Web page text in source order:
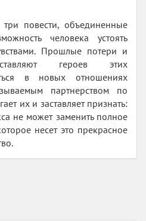
повести, объединенные
человека устоять
Прошлые потери и
героев этих
в новых отношениях
партнерством по
их и заставляет признать:
не может заменить полное
несет это прекрасное